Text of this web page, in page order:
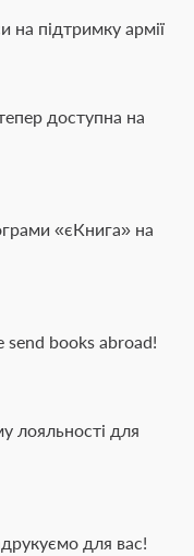
підтримку армії
доступна на
«єКнига» на
send books abroad!
лояльності для
для вас!